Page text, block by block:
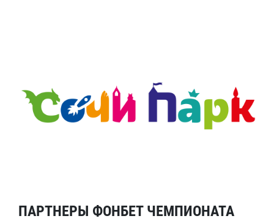
ПАРТНЕРЫ ФОНБЕТ ЧЕМПИОНАТА